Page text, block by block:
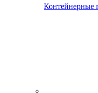
Контейнерные